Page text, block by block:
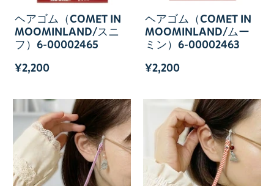
ヘアゴム（COMET IN
MOOMINLAND/スニ
フ）6-00002465
¥2,200
ヘアゴム（COMET IN
MOOMINLAND/ムー
ミン）6-00002463
¥2,200